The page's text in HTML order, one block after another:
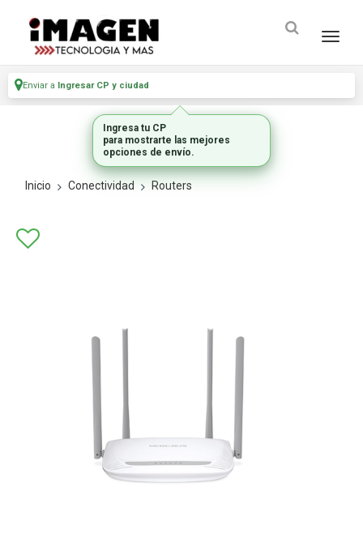
Enviar a Ingresar CP y ciudad
Inicio Conectividad Routers
Ingresa tu CP
para mostrarte las mejores
opciones de envío.